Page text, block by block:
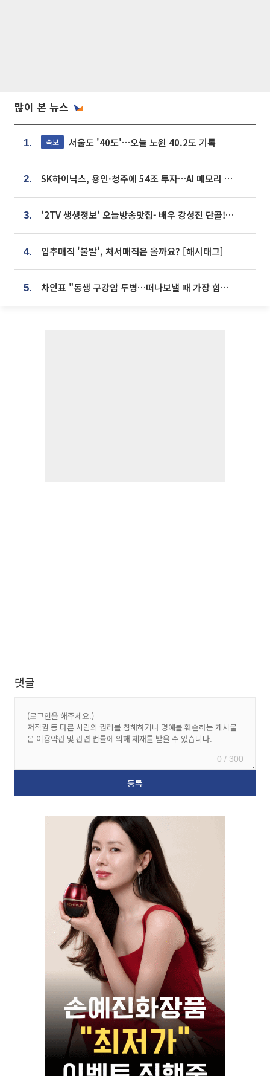
많이 본 뉴스
1. 속보 서울도 '40도'…오늘 노원 40.2도 기록
2. SK하이닉스, 용인·청주에 54조 투자…AI 메모리 생산기지 키운다
3. '2TV 생생정보' 오늘방송맛집- 배우 강성진 단골! 쌀국수ㆍ푸팟퐁 커리 맛집 '블○○○'
4. 입추매직 '불발', 처서매직은 올까요? [해시태그]
5. 차인표 "동생 구강암 투병…떠나보낼 때 가장 힘들었다”
댓글
0 / 300